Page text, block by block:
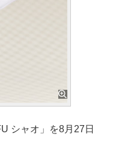
シャオ」を8月27日